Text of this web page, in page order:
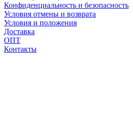
Конфиденциальность и безопасность
Условия отмены и возврата
Условия и положения
Доставка
ОПТ
Контакты